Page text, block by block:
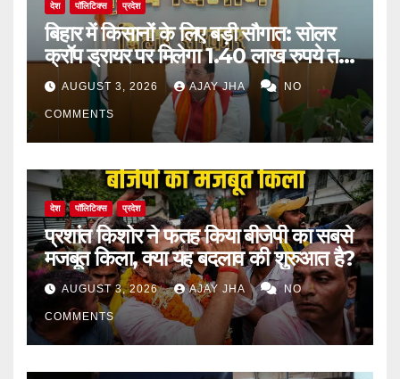
देश पॉलिटिक्स प्रदेश
बिहार में किसानों के लिए बड़ी सौगात: सोलर
क्रॉप ड्रायर पर मिलेगा 1.40 लाख रुपये तक
का अनुदान
AUGUST 3, 2026 AJAY JHA NO
COMMENTS
देश पॉलिटिक्स प्रदेश
प्रशांत किशोर ने फतह किया बीजेपी का सबसे
मजबूत किला, क्या यह बदलाव की शुरुआत है?
AUGUST 3, 2026 AJAY JHA NO
COMMENTS